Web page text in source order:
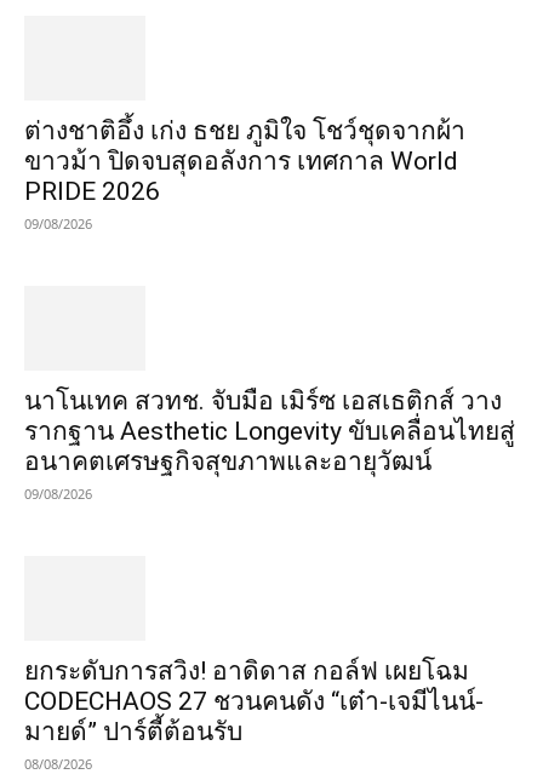
ต่างชาติอึ้ง เก่ง ธชย ภูมิใจ โชว์ชุดจากผ้า
ขาวม้า ปิดจบสุดอลังการ เทศกาล World
PRIDE 2026
09/08/2026
นาโนเทค สวทช. จับมือ เมิร์ซ เอสเธติกส์ วาง
รากฐาน Aesthetic Longevity ขับเคลื่อนไทยสู่
อนาคตเศรษฐกิจสุขภาพและอายุวัฒน์
09/08/2026
​ยกระดับการสวิง! อาดิดาส กอล์ฟ เผยโฉม
CODECHAOS 27 ชวนคนดัง “เต๋า-เจมีไนน์-
มายด์” ปาร์ตี้ต้อนรับ
08/08/2026